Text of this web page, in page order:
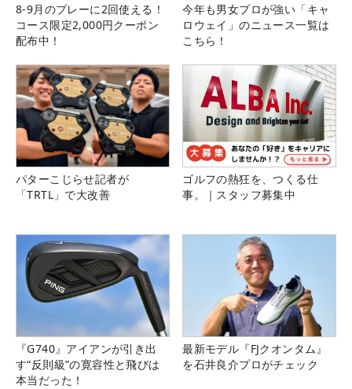
8-9月のプレーに2回使える！
コース限定2,000円クーポン
配布中！
今年も男女プロが強い「キャ
ロウェイ」のニュース一覧は
こちら！
パターこじらせ記者が
「TRTL」で大改善
ゴルフの熱狂を、つくる仕
事。｜スタッフ募集中
『G740』アイアンが引き出
す“反則級”の寛容性と飛びは
本当だった！
最新モデル『FJクオンタム』
を石井良介プロがチェック